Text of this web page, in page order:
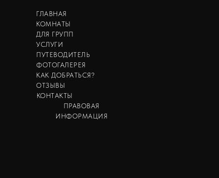
ГЛАВНАЯ
КОМНАТЫ
ДЛЯ ГРУПП
УСЛУГИ
ПУТЕВОДИТЕЛЬ
ФОТОГАЛЕРЕЯ
КАК ДОБРАТЬСЯ?
ОТЗЫВЫ
КОНТАКТЫ
ПРАВОВАЯ
ИНФОРМАЦИЯ